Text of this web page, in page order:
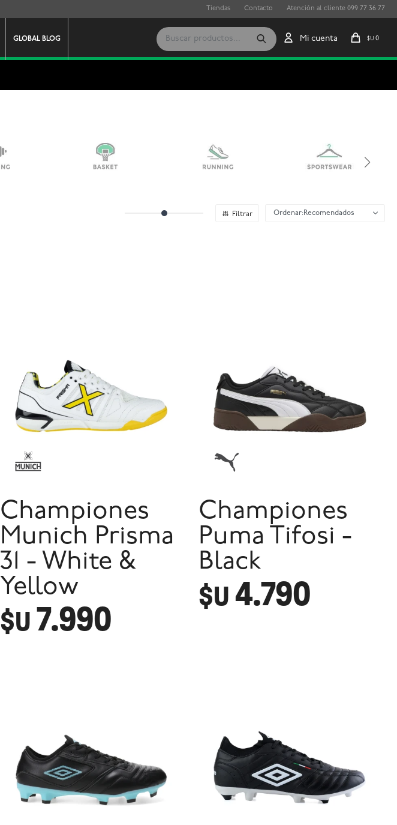
GLOBAL BLOG $U 0
Tiendas Contacto Atención al cliente 099 77 36 77
Recomendados
Championes
Munich Prisma
31 - White &
Yellow
$U7.990
Championes
Puma Tifosi -
Black
$U 4.790